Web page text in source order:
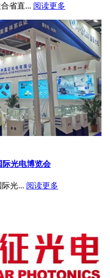
省直... 阅读更多
际光电博览会
光... 阅读更多